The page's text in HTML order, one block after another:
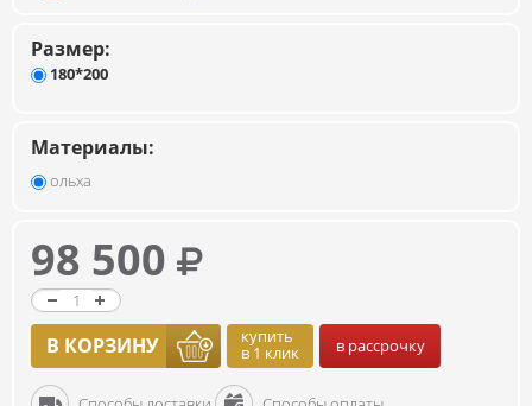
Размер:
180*200
Материалы:
ольха
98 500
В КОРЗИНУ купить
в 1 клик в рассрочку